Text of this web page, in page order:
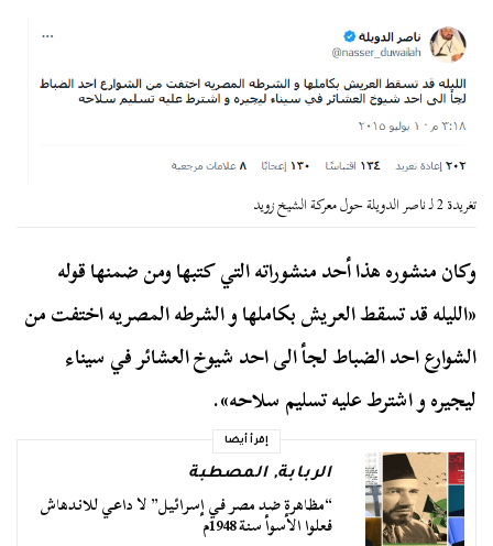
تغريدة 2 لـ ناصر الدويلة حول معركة الشيخ زويد
وكان منشوره هذا أحد منشوراته التي كتبها ومن ضمنها قوله
«الليله قد تسقط العريش بكاملها و الشرطه المصريه اختفت من
الشوارع احد الضباط لجأ الى احد شيوخ العشائر في سيناء
ليجيره و اشترط عليه تسليم سلاحه».
إقرأ أيضا
الربابة,المصطبة
“مظاهرة ضد مصر في إسرائيل” لا داعي للاندهاش
فعلوا الأسوأ سنة 1948م